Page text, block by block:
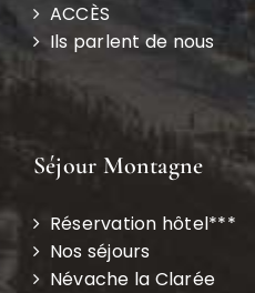
ACCÈS
Ils parlent de nous
Séjour Montagne
Réservation hôtel***
Nos séjours
Névache la Clarée